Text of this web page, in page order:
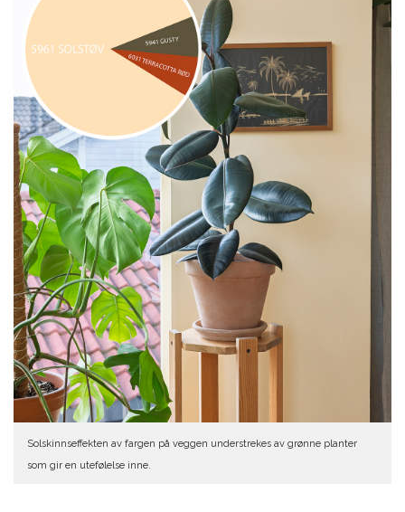
Solskinnseffekten av fargen på veggen understrekes av grønne planter
som gir en utefølelse inne.